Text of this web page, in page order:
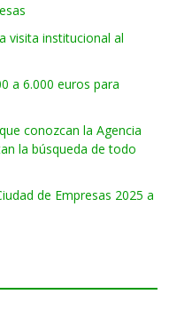
visita institucional al
a 6.000 euros para
conozcan la Agencia
la búsqueda de todo
de Empresas 2025 a